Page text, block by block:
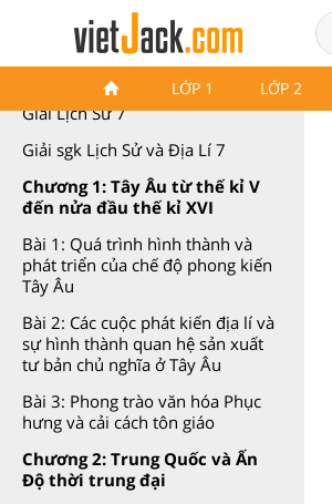
LỚP 1 LỚP 2
Lịch Sử 7 Kết nối tri thức
Giải Lịch Sử 7
Giải sgk Lịch Sử và Địa Lí 7
Chương 1: Tây Âu từ thế kỉ V
đến nửa đầu thế kỉ XVI
Bài 1: Quá trình hình thành và
phát triển của chế độ phong kiến
Tây Âu
Bài 2: Các cuộc phát kiến địa lí và
sự hình thành quan hệ sản xuất
tư bản chủ nghĩa ở Tây Âu
Bài 3: Phong trào văn hóa Phục
hưng và cải cách tôn giáo
Chương 2: Trung Quốc và Ấn
Độ thời trung đại